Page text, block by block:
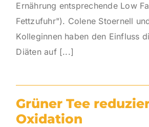
Ernährung entsprechende Low
Fettzufuhr"). Colene Stoernell
Kolleginnen haben den Einfluss
Diäten auf [...]
Grüner Tee
Oxidation